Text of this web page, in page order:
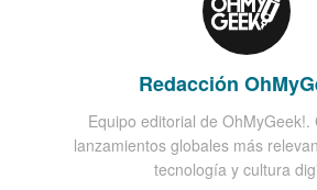
Redacción
Equipo editorial de OhMyGeek!.
lanzamientos globales más
tecnología y cultura